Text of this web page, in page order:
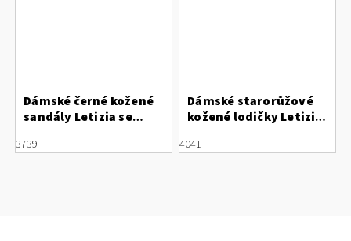
Dámské černé kožené
sandály Letizia se
3739
Dámské starorůžové
kožené lodičky Letizia
4041